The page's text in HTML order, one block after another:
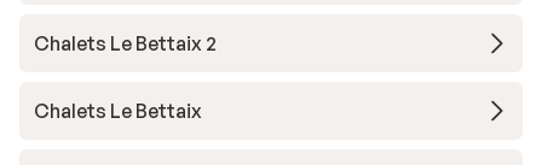
Chalets Le Bettaix 2
Chalets Le Bettaix